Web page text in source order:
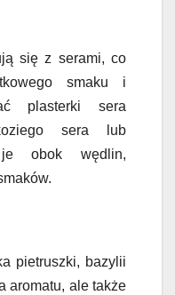
się z serami, co
smaku i
plasterki sera
sera lub
je obok wędlin,
pietruszki, bazylii
aromatu, ale także